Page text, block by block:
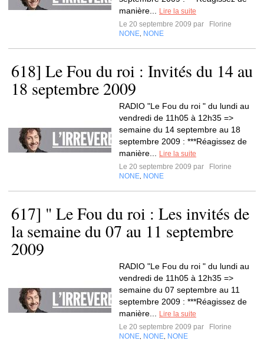
manière...
Lire la suite
Le 20 septembre 2009 par
Florine
NONE NONE
618] Le Fou du roi : Invités du 14 au
18 septembre 2009
RADIO "Le Fou du roi " du lundi au
vendredi de 11h05 à 12h35 =>
semaine du 14 septembre au 18
septembre 2009 : ***Réagissez de
manière...
Lire la suite
Le 20 septembre 2009 par
Florine
NONE NONE
617] " Le Fou du roi : Les invités de
la semaine du 07 au 11 septembre
2009
RADIO "Le Fou du roi " du lundi au
vendredi de 11h05 à 12h35 =>
semaine du 07 septembre au 11
septembre 2009 : ***Réagissez de
manière...
Lire la suite
Le 20 septembre 2009 par
Florine
NONE NONE NONE